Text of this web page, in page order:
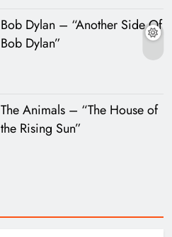
Bob Dylan – “Another Side Of
Bob Dylan”
The Animals – “The House of
the Rising Sun”